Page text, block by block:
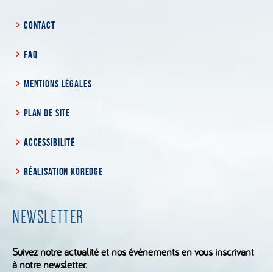
CONTACT
FAQ
MENTIONS LÉGALES
PLAN DE SITE
ACCESSIBILITÉ
RÉALISATION KOREDGE
NEWSLETTER
Suivez notre actualité et nos évènements en vous inscrivant
à notre newsletter.